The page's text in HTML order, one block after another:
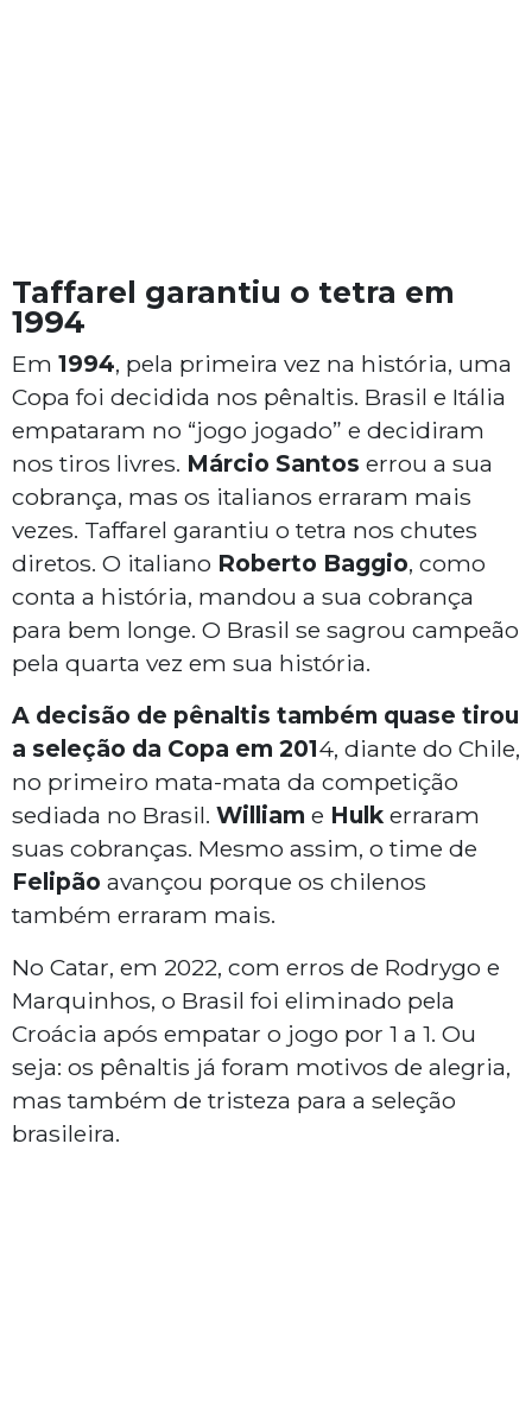
Taffarel garantiu o tetra em
1994
Em 1994, pela primeira vez na história, uma
Copa foi decidida nos pênaltis. Brasil e Itália
empataram no “jogo jogado” e decidiram
nos tiros livres. Márcio Santos errou a sua
cobrança, mas os italianos erraram mais
vezes. Taffarel garantiu o tetra nos chutes
diretos. O italiano Roberto Baggio, como
conta a história, mandou a sua cobrança
para bem longe. O Brasil se sagrou campeão
pela quarta vez em sua história.
A decisão de pênaltis também quase tirou
a seleção da Copa em 2014, diante do Chile,
no primeiro mata-mata da competição
sediada no Brasil. William e Hulk erraram
suas cobranças. Mesmo assim, o time de
Felipão avançou porque os chilenos
também erraram mais.
No Catar, em 2022, com erros de Rodrygo e
Marquinhos, o Brasil foi eliminado pela
Croácia após empatar o jogo por 1 a 1. Ou
seja: os pênaltis já foram motivos de alegria,
mas também de tristeza para a seleção
brasileira.